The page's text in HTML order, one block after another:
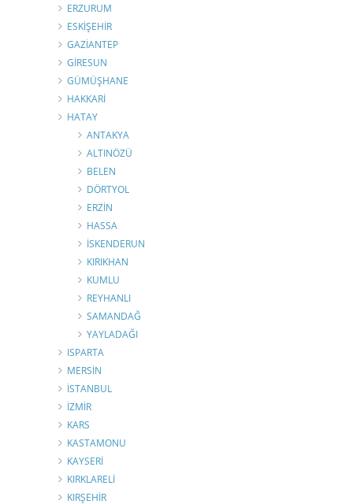
ERZURUM
ESKİŞEHİR
GAZİANTEP
GİRESUN
GÜMÜŞHANE
HAKKARİ
HATAY
ANTAKYA
ALTINÖZÜ
BELEN
DÖRTYOL
ERZİN
HASSA
İSKENDERUN
KIRIKHAN
KUMLU
REYHANLI
SAMANDAĞ
YAYLADAĞI
ISPARTA
MERSİN
İSTANBUL
İZMİR
KARS
KASTAMONU
KAYSERİ
KIRKLARELİ
KIRŞEHİR